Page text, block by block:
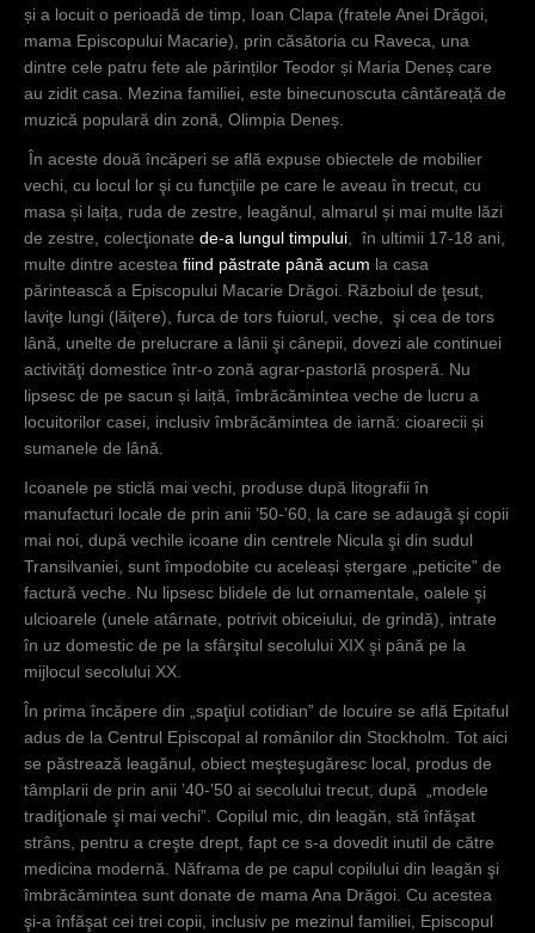
și a locuit o perioadă de timp, Ioan Clapa (fratele Anei Drăgoi,
mama Episcopului Macarie), prin căsătoria cu Raveca, una
dintre cele patru fete ale părinților Teodor și Maria Deneș care
au zidit casa. Mezina familiei, este binecunoscuta cântăreață de
muzică populară din zonă, Olimpia Deneș.
În aceste două încăperi se află expuse obiectele de mobilier
vechi, cu locul lor şi cu funcţiile pe care le aveau în trecut, cu
masa și laița, ruda de zestre, leagănul, almarul și mai multe lăzi
de zestre, colecţionate de-a lungul timpului , în ultimii 17-18 ani,
multe dintre acestea fiind păstrate până acum la casa
părintească a Episcopului Macarie Drăgoi. Războiul de ţesut,
laviţe lungi (lăiţere), furca de tors fuiorul, veche, şi cea de tors
lână, unelte de prelucrare a lânii şi cânepii, dovezi ale continuei
activităţi domestice într-o zonă agrar-pastorlă prosperă. Nu
lipsesc de pe sacun și laiță, îmbrăcămintea veche de lucru a
locuitorilor casei, inclusiv îmbrăcămintea de iarnă: cioarecii și
sumanele de lână.
Icoanele pe sticlă mai vechi, produse după litografii în
manufacturi locale de prin anii ’50-’60, la care se adaugă şi copii
mai noi, după vechile icoane din centrele Nicula şi din sudul
Transilvaniei, sunt împodobite cu aceleași ștergare „peticite” de
factură veche. Nu lipsesc blidele de lut ornamentale, oalele şi
ulcioarele (unele atârnate, potrivit obiceiului, de grindă), intrate
în uz domestic de pe la sfârşitul secolului XIX şi până pe la
mijlocul secolului XX.
În prima încăpere din „spaţiul cotidian” de locuire se află Epitaful
adus de la Centrul Episcopal al românilor din Stockholm. Tot aici
se păstrează leagănul, obiect meşteşugăresc local, produs de
tâmplarii de prin anii ’40-’50 ai secolului trecut, după „modele
tradiţionale şi mai vechi”. Copilul mic, din leagăn, stă înfăşat
strâns, pentru a creşte drept, fapt ce s-a dovedit inutil de către
medicina modernă. Năframa de pe capul copilului din leagăn şi
îmbrăcămintea sunt donate de mama Ana Drăgoi. Cu acestea
şi-a înfăşat cei trei copii, inclusiv pe mezinul familiei, Episcopul